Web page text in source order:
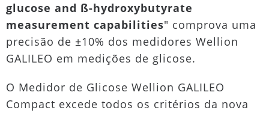
glucose and ß-hydroxybutyrate
measurement capabilities" comprova uma
precisão de ±10% dos medidores Wellion
GALILEO em medições de glicose.
O Medidor de Glicose Wellion GALILEO
Compact excede todos os critérios da nova